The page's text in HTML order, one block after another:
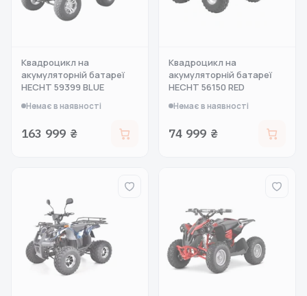
Квадроцикл на
акумуляторній батареї
HECHT 59399 BLUE
Немає в наявності
163 999 ₴
Квадроцикл на
акумуляторній батареї
HECHT 56150 RED
Немає в наявності
74 999 ₴